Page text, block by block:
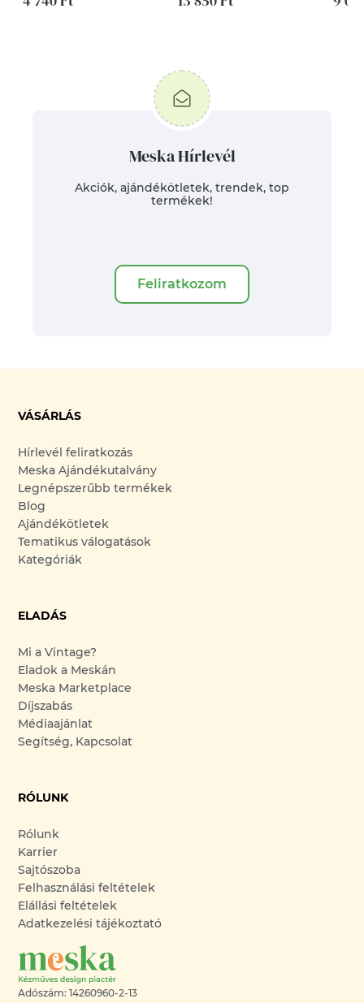
Meska Hírlevél
Akciók, ajándékötletek, trendek, top
termékek!
Feliratkozom
VÁSÁRLÁS
Hírlevél feliratkozás
Meska Ajándékutalvány
Legnépszerűbb termékek
Blog
Ajándékötletek
Tematikus válogatások
Kategóriák
ELADÁS
Mi a Vintage?
Eladok a Meskán
Meska Marketplace
Díjszabás
Médiaajánlat
Segítség, Kapcsolat
RÓLUNK
Rólunk
Karrier
Sajtószoba
Felhasználási feltételek
Elállási feltételek
Adatkezelési tájékoztató
Adószám: 14260960-2-13